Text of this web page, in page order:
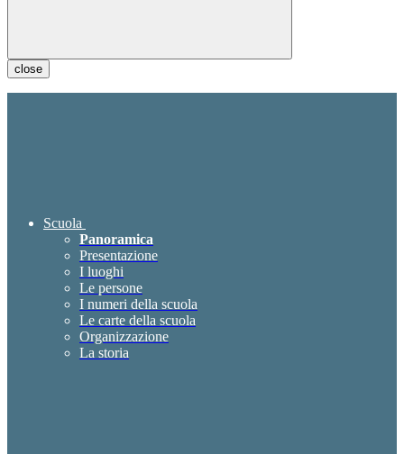
close
Scuola
Panoramica
Presentazione
I luoghi
Le persone
I numeri della scuola
Le carte della scuola
Organizzazione
La storia